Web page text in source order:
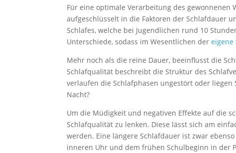
Für eine optimale Verarbeitung des
aufgeschlüsselt in die Faktoren der Schlafdauer
Schlafes, welche bei Jugendlichen rund 10
Unterschiede, sodass im Wesentlichen der
Mehr noch als die reine Dauer, beeinflusst die
Schlafqualität beschreibt die Struktur des
verlaufen die Schlafphasen ungestört oder
Nacht?
Um die Müdigkeit und negativen Effekte auf die
Schlafqualität zu lenken. Diese lässt sich am
werden. Eine längere Schlafdauer ist zwar
inneren Uhr und dem frühen Schulbeginn in der